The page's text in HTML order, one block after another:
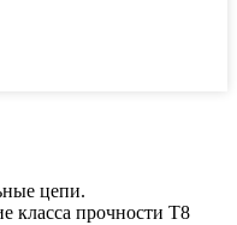
цепи.
класса прочности Т8